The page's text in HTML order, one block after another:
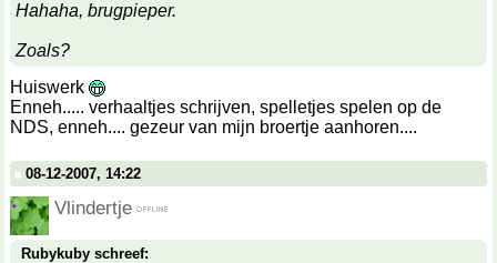
Hahaha, brugpieper.
Zoals?
Huiswerk
Enneh..... verhaaltjes schrijven, spelletjes spelen op de
NDS, enneh.... gezeur van mijn broertje aanhoren....
08-12-2007, 14:22
Vlindertje
Rubykuby schreef: